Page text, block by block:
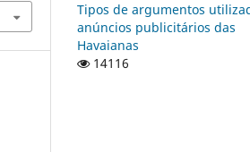
Tipos de argumentos
anúncios publicitários das
Havaianas
14116